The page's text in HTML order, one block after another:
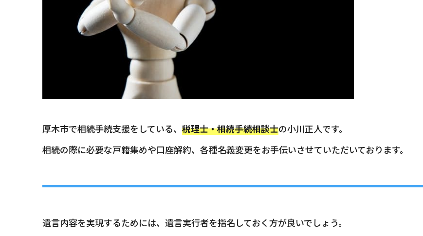
厚木市で相続手続支援をしている、 税理士・相続手続相談士の小川正人です。
相続の際に必要な戸籍集めや口座解約、各種名義変更をお手伝いさせていただいております。
遺言内容を実現するためには、遺言実行者を指名しておく方が良いでしょう。